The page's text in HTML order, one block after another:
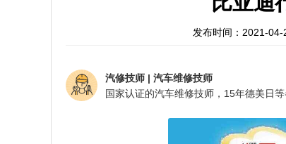
发布时间：2021-
汽修技师 | 汽车维修技师